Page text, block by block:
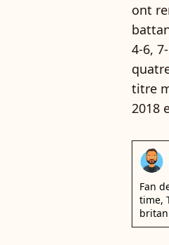
ont
4-6,
titre
2018
Fan
time,